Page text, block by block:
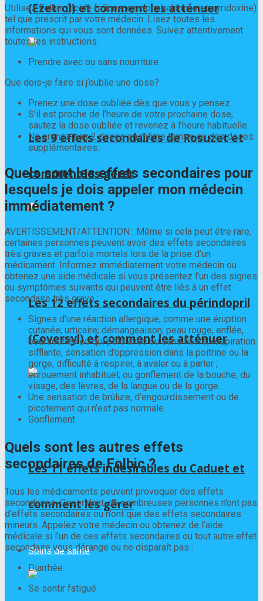
(Ezetrol) et comment les atténuer
Les 9 effets secondaires de Rosuzet et
comment les gérer
Les 12 effets secondaires du périndopril
(Coversyl) et comment les atténuer
Les 11 effets indésirables du Caduet et
comment les gérer
Soins de santé
Utilisez Folbic (acide folique, cyanocobalamine et pyridoxine)
tel que prescrit par votre médecin. Lisez toutes les
informations qui vous sont données. Suivez attentivement
toutes les instructions.
Prendre avec ou sans nourriture.
Que dois-je faire si j’oublie une dose?
Prenez une dose oubliée dès que vous y pensez.
S’il est proche de l’heure de votre prochaine dose,
sautez la dose oubliée et revenez à l’heure habituelle.
Ne prenez pas 2 doses en même temps ou des doses
supplémentaires.
Quels sont les effets secondaires pour
lesquels je dois appeler mon médecin
immédiatement ?
AVERTISSEMENT/ATTENTION : Même si cela peut être rare,
certaines personnes peuvent avoir des effets secondaires
très graves et parfois mortels lors de la prise d’un
médicament. Informez immédiatement votre médecin ou
obtenez une aide médicale si vous présentez l’un des signes
ou symptômes suivants qui peuvent être liés à un effet
secondaire très grave :
Signes d’une réaction allergique, comme une éruption
cutanée; urticaire; démangeaison; peau rouge, enflée,
boursouflée ou qui pèle avec ou sans fièvre; respiration
sifflante; sensation d’oppression dans la poitrine ou la
gorge; difficulté à respirer, à avaler ou à parler ;
enrouement inhabituel; ou gonflement de la bouche, du
visage, des lèvres, de la langue ou de la gorge.
Une sensation de brûlure, d’engourdissement ou de
picotement qui n’est pas normale.
Gonflement.
Quels sont les autres effets
secondaires de Folbic ?
Tous les médicaments peuvent provoquer des effets
secondaires. Cependant, de nombreuses personnes n’ont pas
d’effets secondaires ou n’ont que des effets secondaires
mineurs. Appelez votre médecin ou obtenez de l’aide
médicale si l’un de ces effets secondaires ou tout autre effet
secondaire vous dérange ou ne disparaît pas :
Diarrhée.
Se sentir fatigué.